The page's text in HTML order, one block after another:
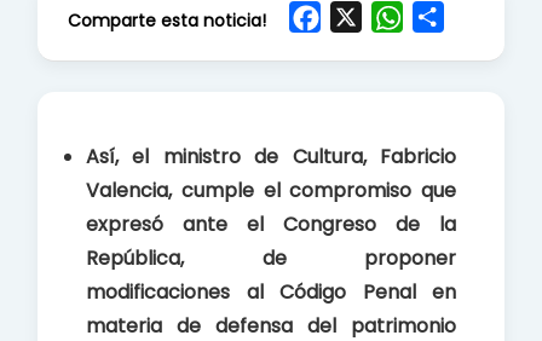
Comparte esta noticia!
b
o
k
W
s
p
p
Así, el ministro de Cultura, Fabricio
Valencia, cumple el compromiso que
expresó ante el Congreso de la
República, de proponer
modificaciones al Código Penal en
materia de defensa del patrimonio